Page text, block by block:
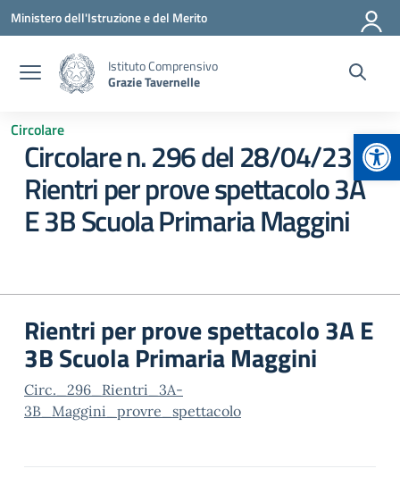
Vai ai contenuti
Vai al menu di navigazione
Vai al footer
Ministero dell'Istruzione e del Merito
Istituto Comprensivo
Grazie Tavernelle
Circolare
Circolare n. 296 del 28/04/23 –
Rientri per prove spettacolo 3A
E 3B Scuola Primaria Maggini
Rientri per prove spettacolo 3A E
3B Scuola Primaria Maggini
Circ._296_Rientri_3A-
3B_Maggini_provre_spettacolo